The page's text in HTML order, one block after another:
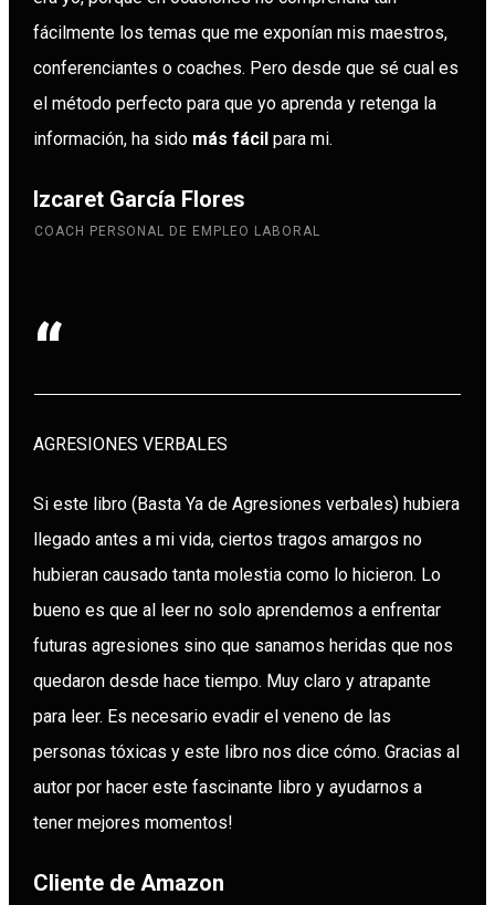
fácilmente los temas que me exponían mis maestros,
conferenciantes o coaches. Pero desde que sé cual es
el método perfecto para que yo aprenda y retenga la
información, ha sido más fácil para mi.
Izcaret García Flores
COACH PERSONAL DE EMPLEO LABORAL
“
AGRESIONES VERBALES
Si este libro (Basta Ya de Agresiones verbales) hubiera
llegado antes a mi vida, ciertos tragos amargos no
hubieran causado tanta molestia como lo hicieron. Lo
bueno es que al leer no solo aprendemos a enfrentar
futuras agresiones sino que sanamos heridas que nos
quedaron desde hace tiempo. Muy claro y atrapante
para leer. Es necesario evadir el veneno de las
personas tóxicas y este libro nos dice cómo. Gracias al
autor por hacer este fascinante libro y ayudarnos a
tener mejores momentos!
Cliente de Amazon